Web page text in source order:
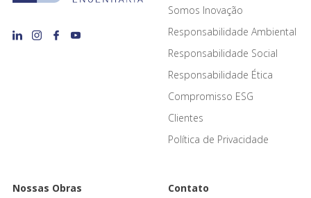
Somos Inovação
Responsabilidade Ambiental
Responsabilidade Social
Responsabilidade Ética
Compromisso ESG
Clientes
Política de Privacidade
Nossas Obras Contato